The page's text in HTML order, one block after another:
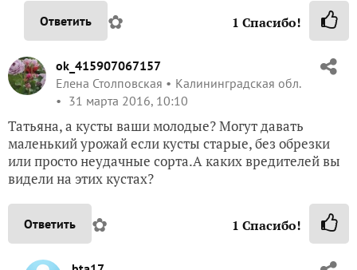
Ответить ✿ 1 Спасибо!
ok_415907067157
Елена Столповская
Калининградская обл.
31 марта 2016, 10:10
Татьяна, а кусты ваши молодые? Могут давать
маленький урожай если кусты старые, без обрезки
или просто неудачные сорта.А каких вредителей вы
видели на этих кустах?
Ответить ✿ 1 Спасибо!